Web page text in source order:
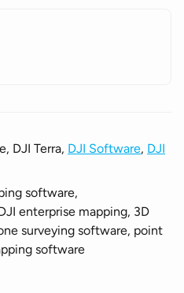
DJI Terra, DJI Software, DJI
software,
enterprise mapping, 3D
surveying software, point
software